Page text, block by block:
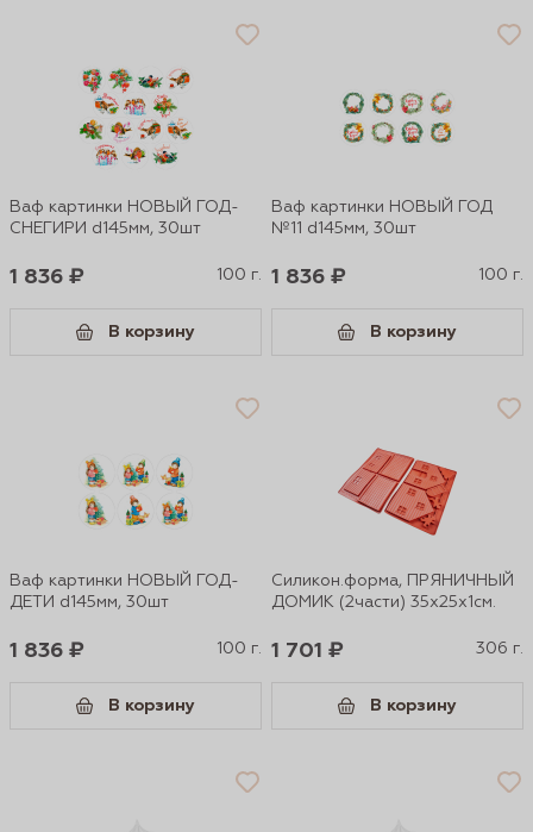
Ваф картинки НОВЫЙ ГОД-
СНЕГИРИ d145мм, 30шт
1 836 ₽ 100 г.
В корзину
Ваф картинки НОВЫЙ ГОД
№11 d145мм, 30шт
1 836 ₽ 100 г.
В корзину
Ваф картинки НОВЫЙ ГОД-
ДЕТИ d145мм, 30шт
1 836 ₽ 100 г.
В корзину
Силикон.форма, ПРЯНИЧНЫЙ
ДОМИК (2части) 35х25х1см.
1 701 ₽ 306 г.
В корзину